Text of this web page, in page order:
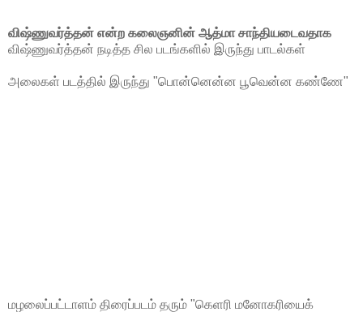
விஷ்ணுவர்த்தன் என்ற கலைஞனின் ஆத்மா சாந்தியடைவதாக
விஷ்ணுவர்த்தன் நடித்த சில படங்களில் இருந்து பாடல்கள்
அலைகள் படத்தில் இருந்து "பொன்னென்ன பூவென்ன கண்ணே"
மழலைப்பட்டாளம் திரைப்படம் தரும் "கெளரி மனோகரியைக்